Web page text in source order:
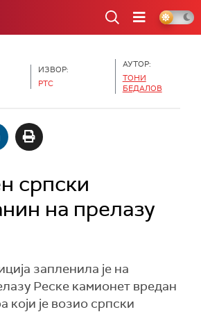
ИЗВОР:
РТС
АУТОР:
ТОНИ
БЕДАЛОВ
српски
на прелазу
запленила је на
Реске камионет вредан
који је возио српски